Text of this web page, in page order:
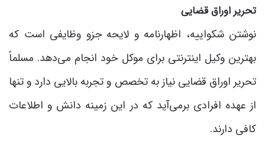
تحریر اوراق قضایی
نوشتن شکواییه، اظهارنامه و لایحه جزو وظایفی است که
بهترین وکیل اینترنتی برای موکل خود انجام می‌دهد. مسلماً
تحریر اوراق قضایی نیاز به تخصص و تجربه بالایی دارد و تنها
از عهده افرادی برمی‌آید که در این زمینه دانش و اطلاعات
کافی دارند.